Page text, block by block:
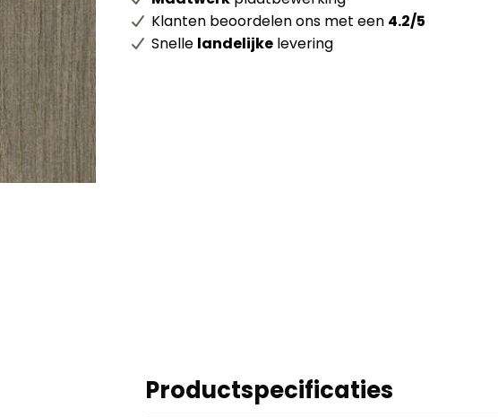
Klanten beoordelen ons met een 4.2/5
Snelle landelijke levering
Productspecificaties